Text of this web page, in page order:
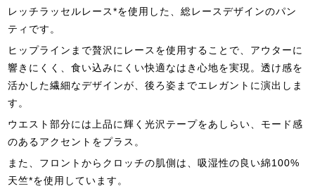
レッチラッセルレース*を使用した、総レースデザインのパン
ティです。
ヒップラインまで贅沢にレースを使用することで、アウターに
響きにくく、食い込みにくい快適なはき心地を実現。透け感を
活かした繊細なデザインが、後ろ姿までエレガントに演出しま
す。
ウエスト部分には上品に輝く光沢テープをあしらい、モード感
のあるアクセントをプラス。
また、フロントからクロッチの肌側は、吸湿性の良い綿100%
天竺*を使用しています。